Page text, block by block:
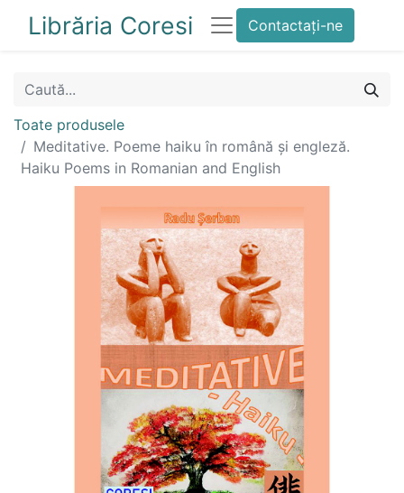
Librăria Coresi Contactați-ne
Toate produsele
Meditative. Poeme haiku în română și engleză.
Haiku Poems in Romanian and English